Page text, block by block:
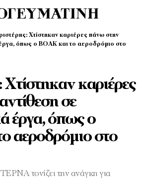
Χτίστηκαν καριέρες πάνω στην
έργα, όπως ο ΒΟΑΚ και το αεροδρόμιο στο
Χτίστηκαν καριέρες
σε
έργα, όπως ο
αεροδρόμιο στο
τονίζει την ανάγκη για